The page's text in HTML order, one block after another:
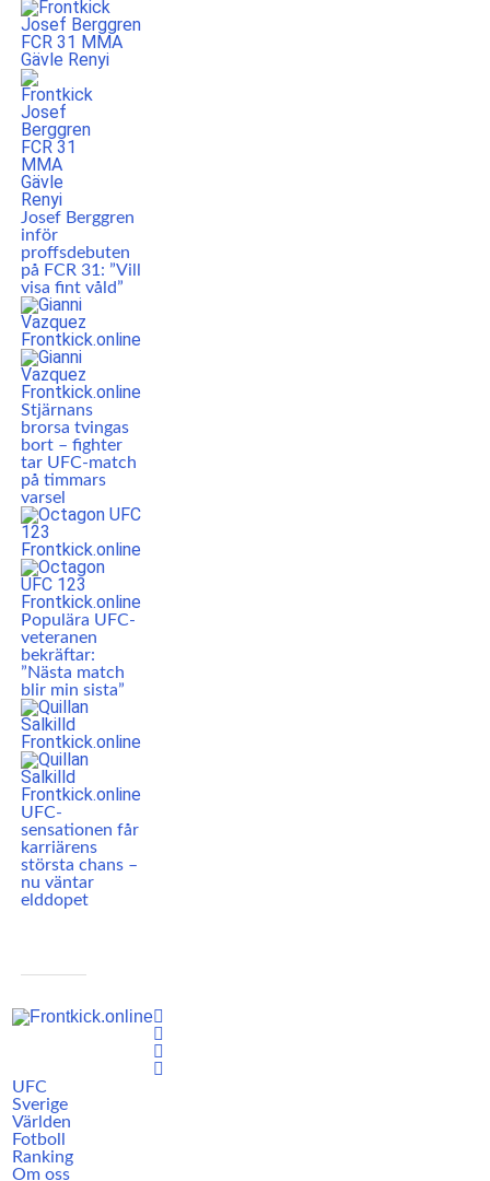
Josef Berggren
inför
proffsdebuten
på FCR 31: ”Vill
visa fint våld”
Stjärnans
brorsa tvingas
bort – fighter
tar UFC-match
på timmars
varsel
Populära UFC-
veteranen
bekräftar:
”Nästa match
blir min sista”
UFC-
sensationen får
karriärens
största chans –
nu väntar
elddopet
UFC
Sverige
Världen
Fotboll
Ranking
Om oss